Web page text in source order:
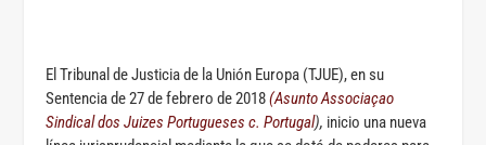
El Tribunal de Justicia de la Unión Europa (TJUE), en su
Sentencia de 27 de febrero de 2018(Asunto Associaçao
Sindical dos Juizes Portugueses c. Portugal), inicio una nueva